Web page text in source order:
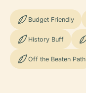
Budget Friendly
History Buff
Off the Beaten Path